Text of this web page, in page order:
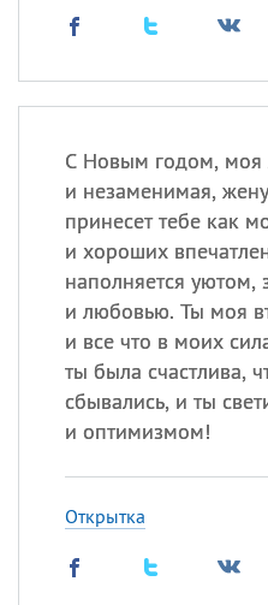
С Новым годом,
и незаменимая,
принесет тебе как
и хороших
наполняется уютом,
и любовью. Ты моя
и все что в моих
ты была счастлива,
сбывались, и ты
и оптимизмом!
Открытка